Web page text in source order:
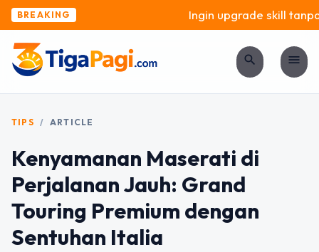
BREAKING Ingin upgrade skill tanpa
search menu
TIPS / ARTICLE
Kenyamanan Maserati di
Perjalanan Jauh: Grand
Touring Premium dengan
Sentuhan Italia